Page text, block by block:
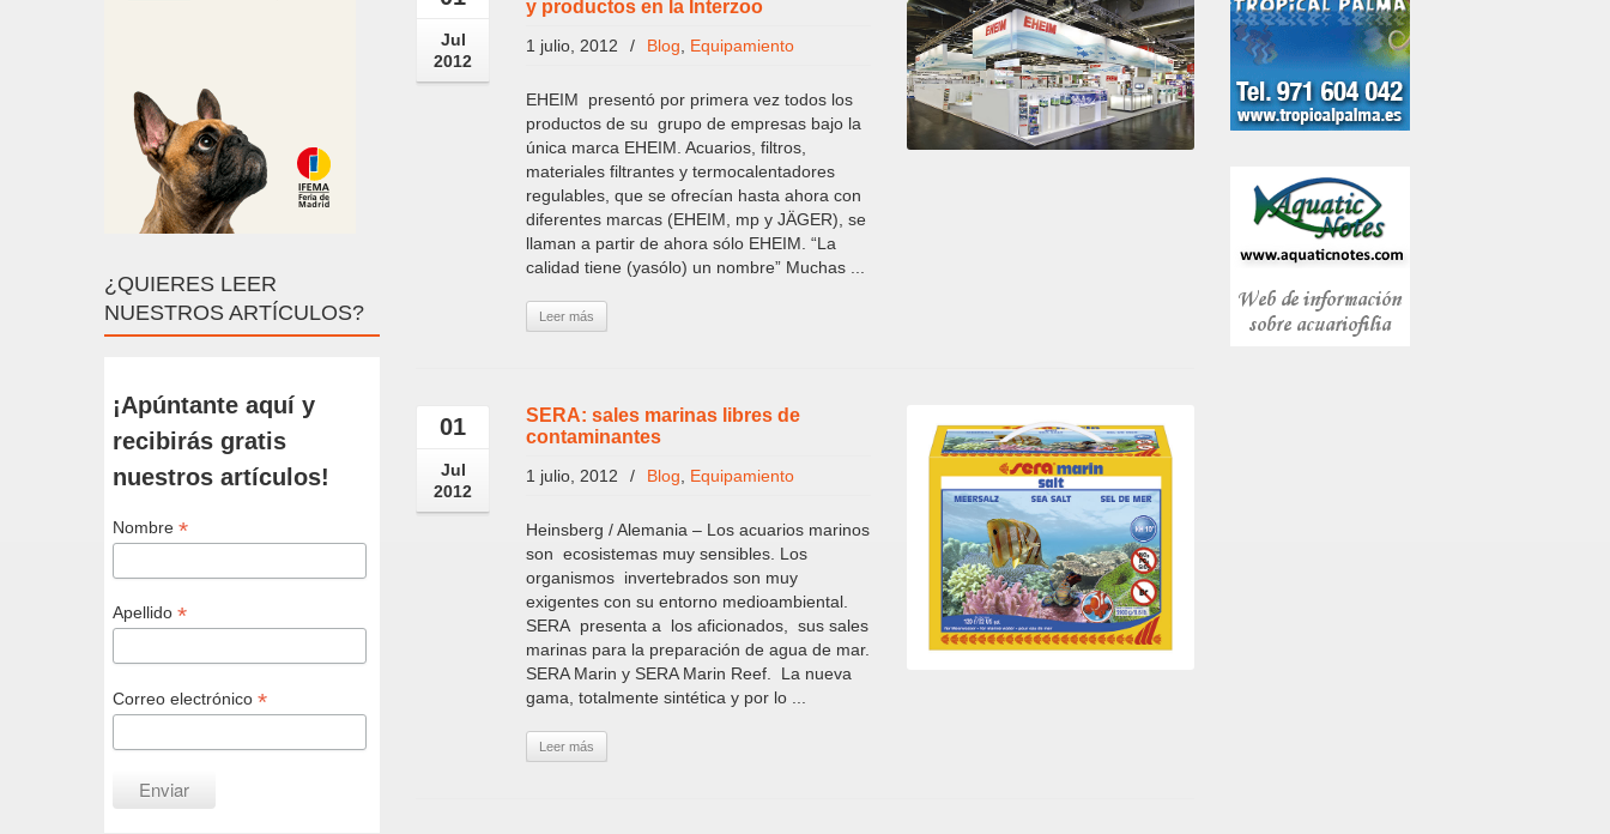
¿QUIERES LEER
NUESTROS ARTÍCULOS?
¡Apúntante aquí y
recibirás gratis
nuestros artículos!
Nombre *
Apellido *
Correo electrónico *
Jul
2012
y productos en la Interzoo
1 julio, 2012 / Blog, Equipamiento
EHEIM presentó por primera vez todos los
productos de su grupo de empresas bajo la
única marca EHEIM. Acuarios, filtros,
materiales filtrantes y termocalentadores
regulables, que se ofrecían hasta ahora con
diferentes marcas (EHEIM, mp y JÄGER), se
llaman a partir de ahora sólo EHEIM. “La
calidad tiene (yasólo) un nombre” Muchas ...
Leer más
01
Jul
2012
SERA: sales marinas libres de
contaminantes
1 julio, 2012 / Blog, Equipamiento
Heinsberg / Alemania – Los acuarios marinos
son ecosistemas muy sensibles. Los
organismos invertebrados son muy
exigentes con su entorno medioambiental.
SERA presenta a los aficionados, sus sales
marinas para la preparación de agua de mar.
SERA Marin y SERA Marin Reef. La nueva
gama, totalmente sintética y por lo ...
Leer más